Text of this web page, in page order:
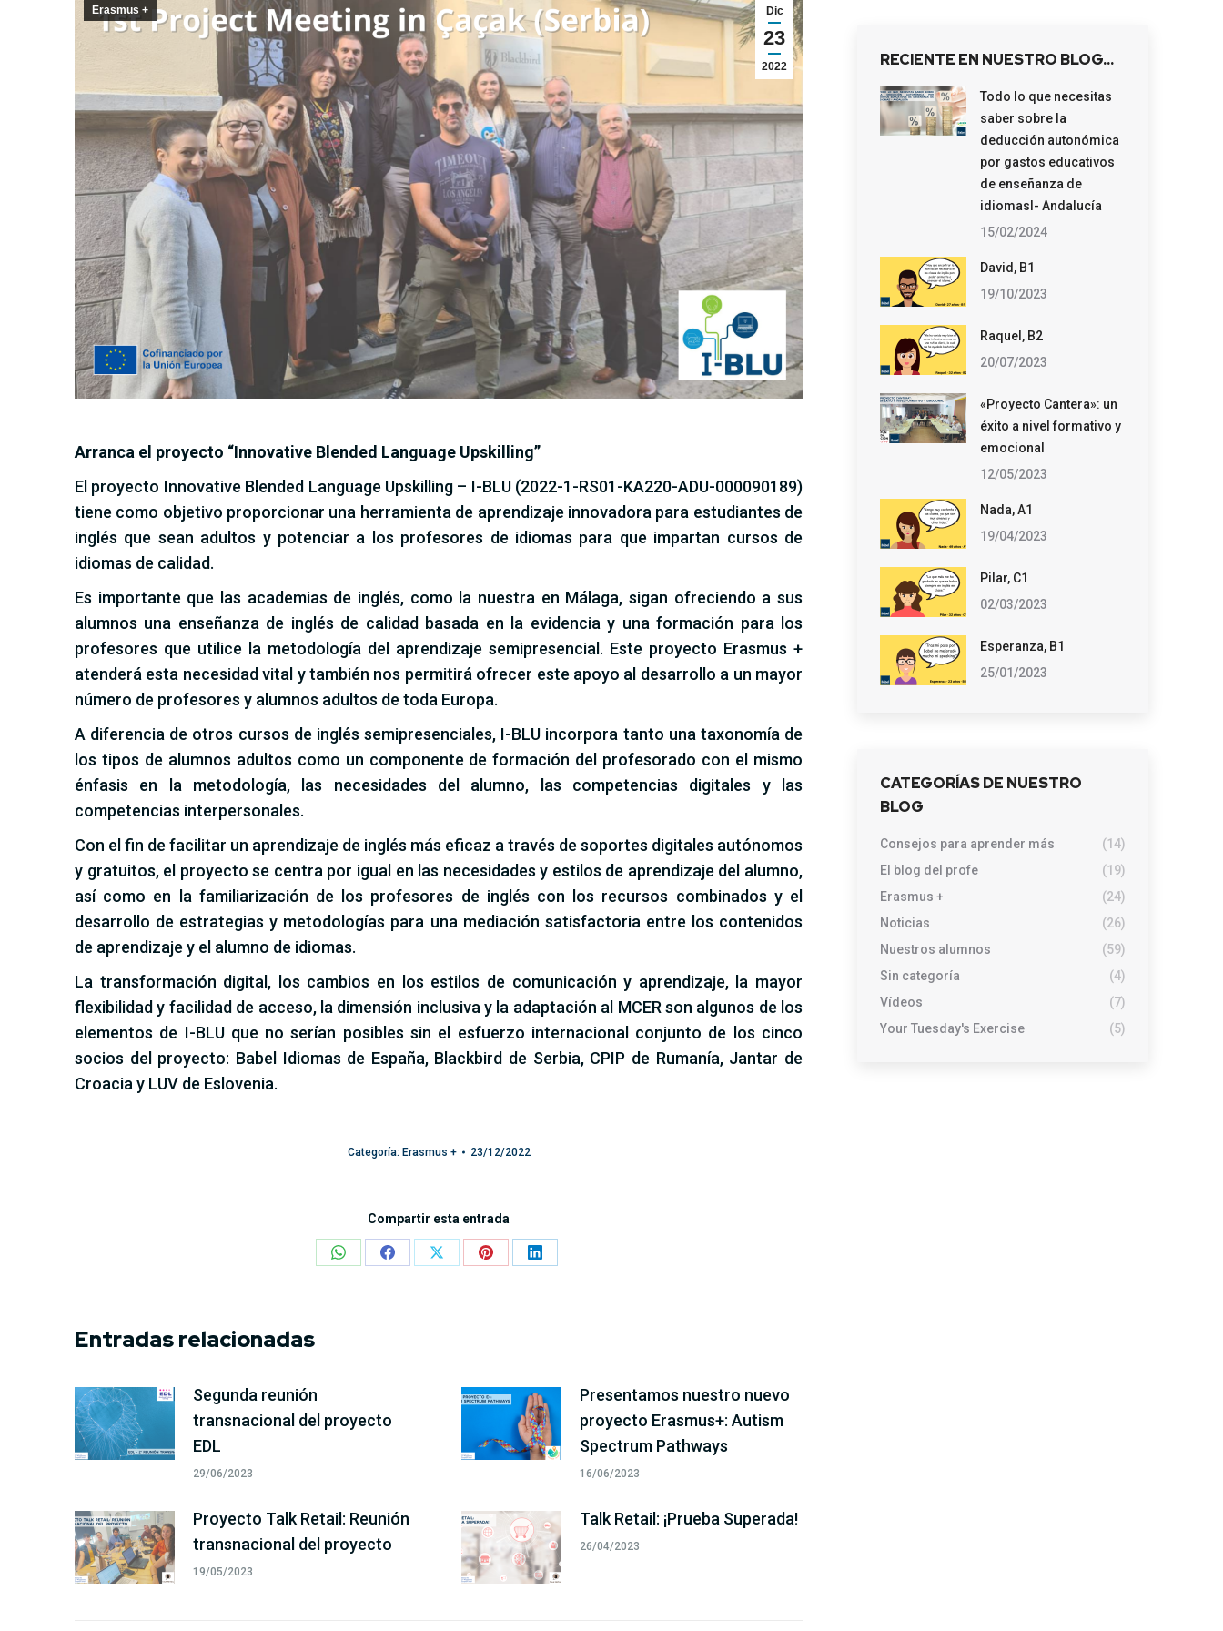
Dic
23
2022
Erasmus +
Arranca el proyecto “Innovative Blended Language Upskilling”
El proyecto Innovative Blended Language Upskilling – I-BLU (2022-1-RS01-KA220-ADU-000090189)
tiene como objetivo proporcionar una herramienta de aprendizaje innovadora para estudiantes de
inglés que sean adultos y potenciar a los profesores de idiomas para que impartan cursos de
idiomas de calidad.
Es importante que las academias de inglés, como la nuestra en Málaga, sigan ofreciendo a sus
alumnos una enseñanza de inglés de calidad basada en la evidencia y una formación para los
profesores que utilice la metodología del aprendizaje semipresencial. Este proyecto Erasmus +
atenderá esta necesidad vital y también nos permitirá ofrecer este apoyo al desarrollo a un mayor
número de profesores y alumnos adultos de toda Europa.
A diferencia de otros cursos de inglés semipresenciales, I-BLU incorpora tanto una taxonomía de
los tipos de alumnos adultos como un componente de formación del profesorado con el mismo
énfasis en la metodología, las necesidades del alumno, las competencias digitales y las
competencias interpersonales.
Con el fin de facilitar un aprendizaje de inglés más eficaz a través de soportes digitales autónomos
y gratuitos, el proyecto se centra por igual en las necesidades y estilos de aprendizaje del alumno,
así como en la familiarización de los profesores de inglés con los recursos combinados y el
desarrollo de estrategias y metodologías para una mediación satisfactoria entre los contenidos
de aprendizaje y el alumno de idiomas.
La transformación digital, los cambios en los estilos de comunicación y aprendizaje, la mayor
flexibilidad y facilidad de acceso, la dimensión inclusiva y la adaptación al MCER son algunos de los
elementos de I-BLU que no serían posibles sin el esfuerzo internacional conjunto de los cinco
socios del proyecto: Babel Idiomas de España, Blackbird de Serbia, CPIP de Rumanía, Jantar de
Croacia y LUV de Eslovenia.
Categoría: Erasmus + 23/12/2022
Compartir esta entrada
Share Share Share Share Share
Entradas relacionadas
Segunda reunión
transnacional del proyecto
EDL
29/06/2023
Presentamos nuestro nuevo
proyecto Erasmus+: Autism
Spectrum Pathways
16/06/2023
Proyecto Talk Retail: Reunión
transnacional del proyecto
19/05/2023
Talk Retail: ¡Prueba Superada!
26/04/2023
RECIENTE EN NUESTRO BLOG…
Todo lo que necesitas
saber sobre la
deducción autonómica
por gastos educativos
de enseñanza de
idiomasl- Andalucía
15/02/2024
David, B1
19/10/2023
Raquel, B2
20/07/2023
«Proyecto Cantera»: un
éxito a nivel formativo y
emocional
12/05/2023
Nada, A1
19/04/2023
Pilar, C1
02/03/2023
Esperanza, B1
25/01/2023
CATEGORÍAS DE NUESTRO
BLOG
Consejos para aprender más
(14)
El blog del profe
(19)
Erasmus +
(24)
Noticias
(26)
Nuestros alumnos
(59)
Sin categoría
(4)
Vídeos
(7)
Your Tuesday's Exercise
(5)